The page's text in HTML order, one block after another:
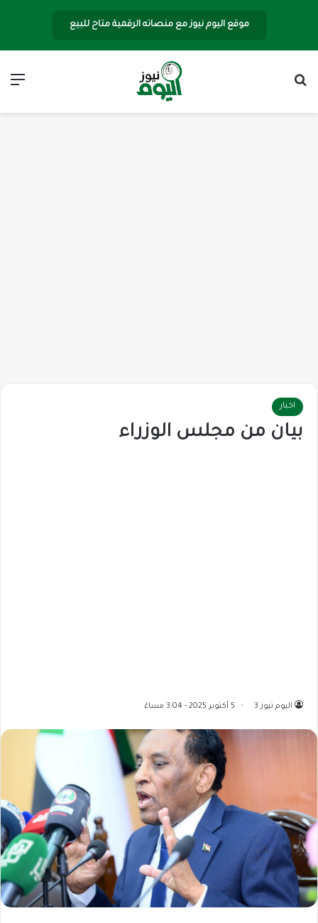
موقع اليوم نيوز مع منصاته الرقمية متاح للبيع
اخبار
بيان من مجلس الوزراء
اليوم نيوز 3 5 أكتوبر 2025 - 3:04 مساءً